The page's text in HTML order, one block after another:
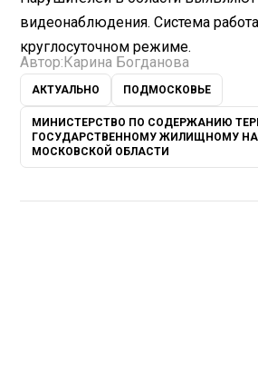
видеонаблюдения. Система
круглосуточном режиме.
Автор:Карина Богданова
АКТУАЛЬНО ПОДМОСКОВЬЕ
МИНИСТЕРСТВО ПО СОДЕРЖАНИЮ
ГОСУДАРСТВЕННОМУ ЖИЛИЩНОМУ
МОСКОВСКОЙ ОБЛАСТИ